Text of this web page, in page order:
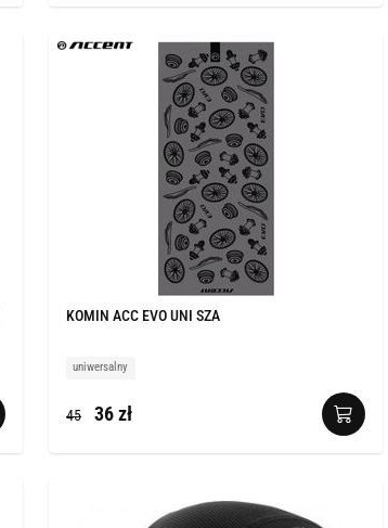
KOMIN ACC EVO UNI SZA
uniwersalny
45 36 zł